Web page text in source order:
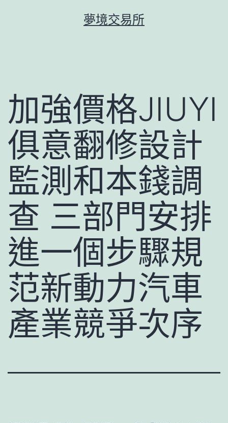
夢境交易所
加強價格JIUYI
俱意翻修設計
監測和本錢調
查 三部門安排
進一個步驟規
范新動力汽車
產業競爭次序